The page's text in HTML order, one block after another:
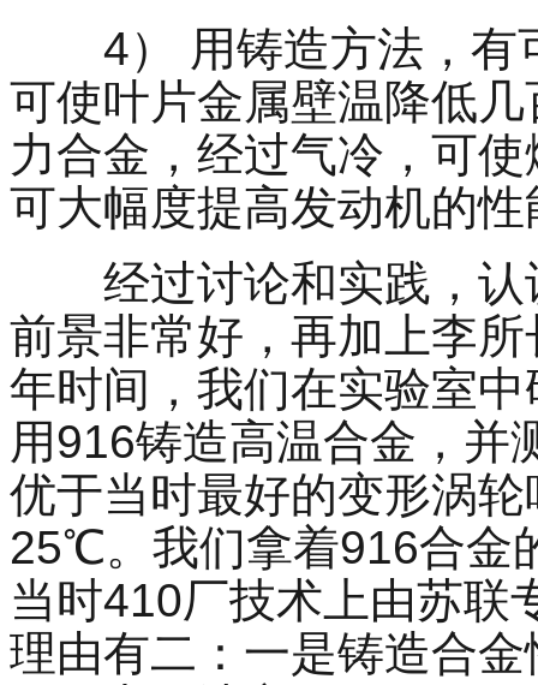
4） 用铸造方法，
可使叶片金属壁温降低几
力合金，经过气冷，可
可大幅度提高发动机的性
经过讨论和实践，
前景非常好，再加上李
年时间，我们在实验室
用916铸造高温合金，并
优于当时最好的变形涡
25℃。我们拿着916合金
当时410厂技术上由苏联
理由有二：一是铸造合